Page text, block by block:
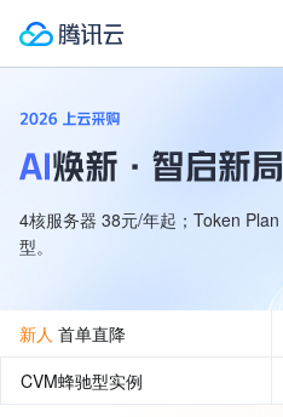
4核服务器 38元/年起；Token
型。
新人 首单直降
CVM蜂驰型实例